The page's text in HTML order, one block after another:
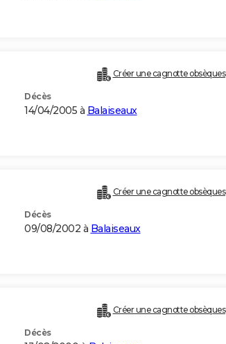
Créer une cagnotte obsèques
Décès
14/04/2005 à Balaiseaux
Créer une cagnotte obsèques
Décès
09/08/2002 à Balaiseaux
Créer une cagnotte obsèques
Décès